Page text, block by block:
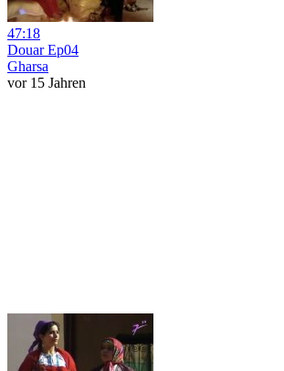
47:18
Douar Ep04
Gharsa
vor 15 Jahren